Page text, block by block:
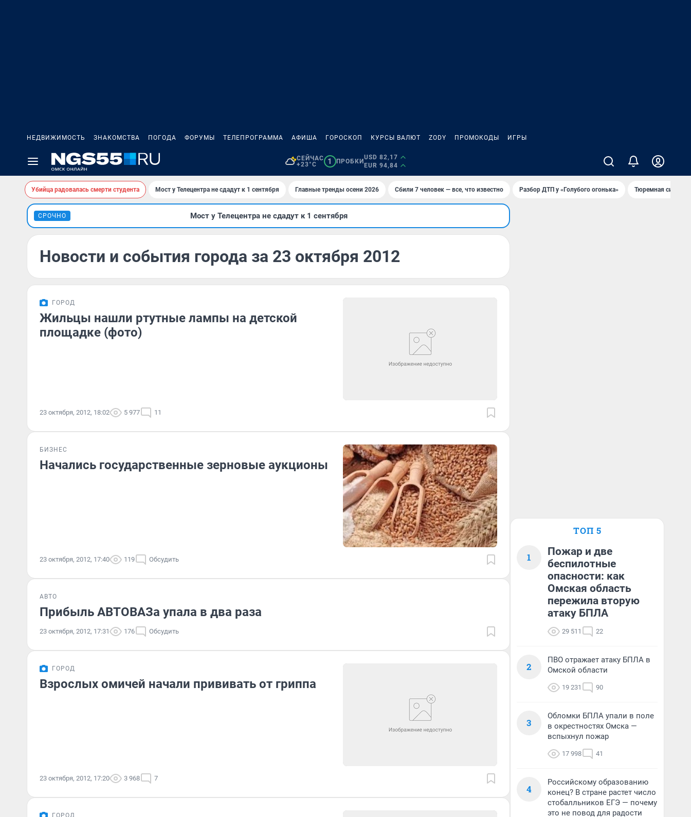
НЕДВИЖИМОСТЬ ЗНАКОМСТВА ПОГОДА ФОРУМЫ ТЕЛЕПРОГРАММА АФИША ГОРОСКОП КУРСЫ ВАЛЮТ ZODY ПРОМОКОДЫ ИГРЫ
СЕЙЧАС
+23°C
1 ПРОБКИ
USD 82,17
EUR 94,84
Убийца радовалась смерти студента Мост у Телецентра не сдадут к 1 сентября Главные тренды осени 2026 Сбили 7 человек — все, что известно Разбор ДТП у «Голубого огонька» Тюремная
СРОЧНО Мост у Телецентра не сдадут к 1 сентября
Новости и события города за 23 октября 2012
ГОРОД
Жильцы нашли ртутные лампы на детской
площадке (фото)
23 октября, 2012, 18:02 5 977 11
БИЗНЕС
Начались государственные зерновые аукционы
23 октября, 2012, 17:40 119 Обсудить
АВТО
Прибыль АВТОВАЗа упала в два раза
23 октября, 2012, 17:31 176 Обсудить
ГОРОД
Взрослых омичей начали прививать от гриппа
23 октября, 2012, 17:20 3 968 7
ГОРОД
ТОП 5
1
Пожар и две
беспилотные
опасности: как
Омская область
пережила вторую
атаку БПЛА
29 511 22
2
ПВО отражает атаку БПЛА в
Омской области
19 231 90
3
Обломки БПЛА упали в поле
в окрестностях Омска —
вспыхнул пожар
17 998 41
4
Российскому образованию
конец? В стране растет число
стобалльников ЕГЭ — почему
это не повод для радости